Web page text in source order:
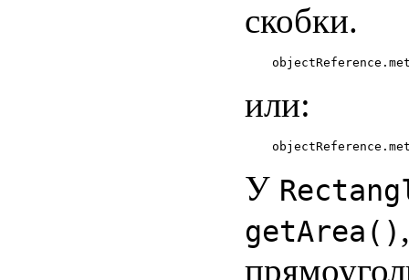
скобки.
или:
У
getArea()